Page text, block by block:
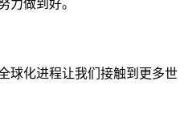
力做到好。
球化进程让我们接触到更多世